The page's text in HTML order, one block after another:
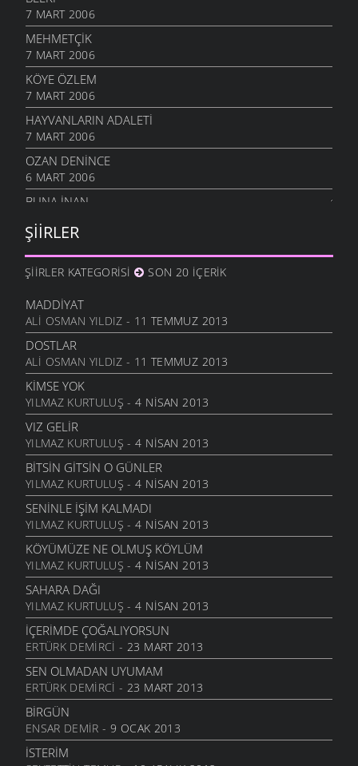
7 MART 2006
MEHMETÇIK
7 MART 2006
KÖYE ÖZLEM
7 MART 2006
HAYVANLARIN ADALETI
7 MART 2006
OZAN DENINCE
6 MART 2006
BUNA İNAN
NASIL OLUR
6 MART 2006
İHTIYAR İNSAN
6 MART 2006
SEVGI ÜSTÜNE
6 MART 2006
ANLATAMADIK
6 MART 2006
GEL
6 MART 2006
ANNE
6 MART 2006
NATAŞA
6 MART 2006
ACABA
6 MART 2006
DOLUDUR
6 MART 2006
DAHASI VAR
6 MART 2006
ÖĞRETMENI GÖR
6 MART 2006
ÇORUH
6 MART 2006
SANA MUHTACIM
6 MART 2006
ŞIIRLER
ŞIIRLER KATEGORISI SON 20 İÇERIK
MADDIYAT
ALI OSMAN YILDIZ - 11 TEMMUZ 2013
DOSTLAR
ALI OSMAN YILDIZ - 11 TEMMUZ 2013
KIMSE YOK
YILMAZ KURTULUŞ - 4 NISAN 2013
VIZ GELIR
YILMAZ KURTULUŞ - 4 NISAN 2013
BITSIN GITSIN O GÜNLER
YILMAZ KURTULUŞ - 4 NISAN 2013
SENINLE İŞIM KALMADI
YILMAZ KURTULUŞ - 4 NISAN 2013
KÖYÜMÜZE NE OLMUŞ KÖYLÜM
YILMAZ KURTULUŞ - 4 NISAN 2013
SAHARA DAĞI
YILMAZ KURTULUŞ - 4 NISAN 2013
İÇERIMDE ÇOĞALIYORSUN
ERTÜRK DEMIRCI - 23 MART 2013
SEN OLMADAN UYUMAM
ERTÜRK DEMIRCI - 23 MART 2013
BIRGÜN
ENSAR DEMIR - 9 OCAK 2013
İSTERIM